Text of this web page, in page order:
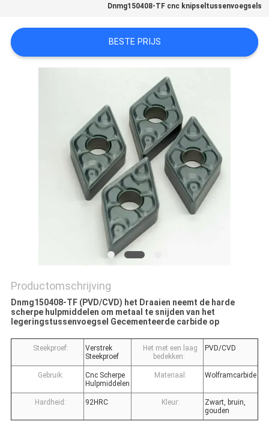
PRIVACY
POLICY
Dnmg150408-TF cnc knipseltussenvoegsels
BESTE PRIJS
Productomschrijving
Dnmg150408-TF (PVD/CVD) het Draaien neemt de harde
scherpe hulpmiddelen om metaal te snijden van het
legeringstussenvoegsel Gecementeerde carbide op
Steekproef:
Verstrek
Steekproef
Het met een laag
bedekken:
PVD/CVD
Gebruik:
Cnc Scherpe
Hulpmiddelen
Materiaal: Wolframcarbide
Hardheid: 92HRC Kleur:
Zwart, bruin,
gouden